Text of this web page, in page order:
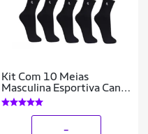
Kit Com 10 Meias
Masculina Esportiva Cano
Médio - Lupo